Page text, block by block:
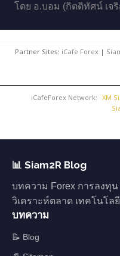
โดย อ.บอม (กิตติทัศน์ เจ
Partner Sites: iCafe Forex|
iCafeForex Network: XM
📊 Siam2R Blog
บทความ Forex การลงทุน
วิเคราะห์ตลาด เทคโนโล
บทความ
📝 Blog